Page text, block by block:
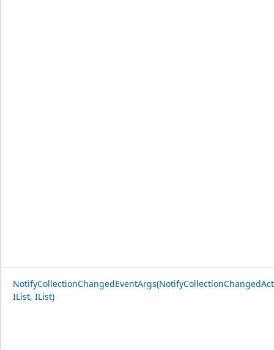
IList, IList)